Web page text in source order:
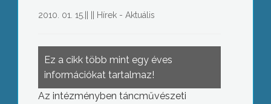
2010. 01. 15. Hírek - Aktuális
Ez a cikk több mint egy éves
információkat tartalmaz!
Az intézményben táncművészeti